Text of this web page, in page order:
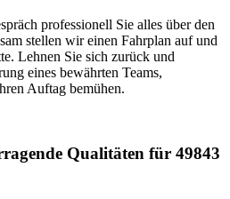
professionell Sie alles über den
stellen wir einen Fahrplan auf und
Lehnen Sie sich zurück und
eines bewährten Teams,
Auftag bemühen.
Qualitäten für 49843